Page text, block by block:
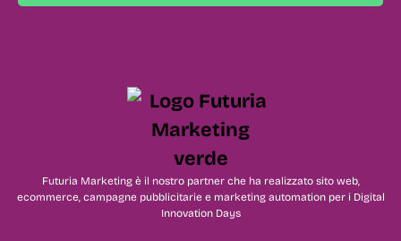
Futuria Marketing è il nostro partner che ha realizzato sito web,
ecommerce, campagne pubblicitarie e marketing automation per i Digital
Innovation Days